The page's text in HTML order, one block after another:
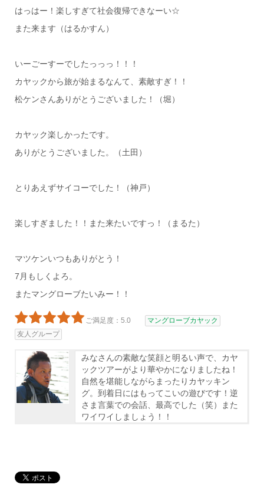
はっはー！楽しすぎて社会復帰できなーい☆
また来ます（はるかすん）
いーごーすーでしたっっっ！！！
カヤックから旅が始まるなんて、素敵すぎ！！
松ケンさんありがとうございました！（堀）
カヤック楽しかったです。
ありがとうございました。（土田）
とりあえずサイコーでした！（神戸）
楽しすぎました！！また来たいですっ！（まるた）
マツケンいつもありがとう！
7月もしくよろ。
またマングローブたいみー！！
ご満足度：5.0
マングローブカヤック
友人グループ
みなさんの素敵な笑顔と明るい声で、カヤ
ックツアーがより華やかになりましたね！
自然を堪能しながらまったりカヤッキン
グ。到着日にはもってこいの遊びです！逆
さま言葉での会話、最高でした（笑）また
ワイワイしましょう！！